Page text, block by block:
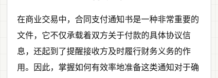
在商业交易中，合同支付通知书是一种非常重要的
文件，它不仅承载着双方关于付款的具体协议信
息，还起到了提醒接收方及时履行财务义务的作
用。因此，掌握如何有效率地准备这类通知对于确